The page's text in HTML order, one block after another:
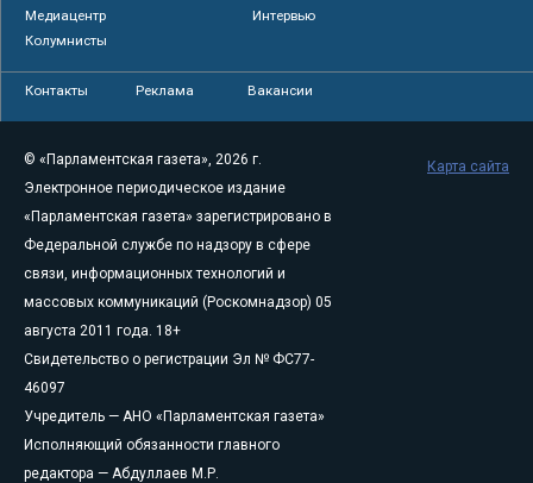
Медиацентр
Интервью
Колумнисты
Контакты Реклама Вакансии
© «Парламентская газета», 2026 г.
Электронное периодическое издание
«Парламентская газета» зарегистрировано в
Федеральной службе по надзору в сфере
связи, информационных технологий и
массовых коммуникаций (Роскомнадзор) 05
августа 2011 года. 18+
Свидетельство о регистрации Эл № ФС77-
46097
Учредитель — АНО «Парламентская газета»
Исполняющий обязанности главного
редактора — Абдуллаев М.Р.
Карта сайта